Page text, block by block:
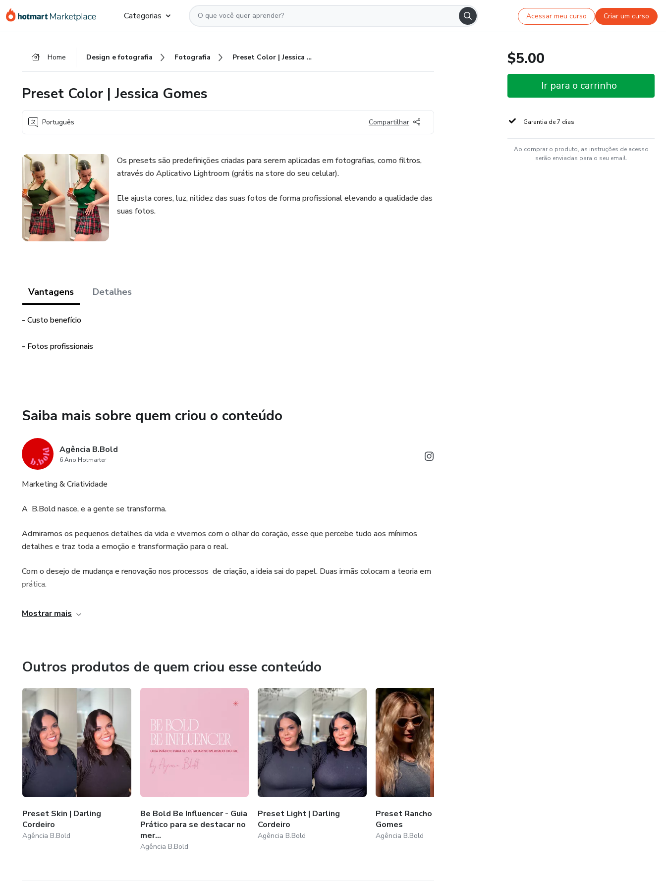
para
para
para
Categorias Acessar meu curso Criar um curso
Home Design e fotografia Fotografia Preset Color | Jessica Gomes
Preset Color | Jessica Gomes
Português Compartilhar
Os presets são predefinições criadas para serem aplicadas em fotografias, como filtros,
através do Aplicativo Lightroom (grátis na store do seu celular).
Ele ajusta cores, luz, nitidez das suas fotos de forma profissional elevando a qualidade das
suas fotos.
Vantagens Detalhes
- Custo benefício
- Fotos profissionais
Saiba mais sobre quem criou o conteúdo
Agência B.Bold
6 Ano Hotmarter
Marketing & Criatividade
A B.Bold nasce, e a gente se transforma.
Admiramos os pequenos detalhes da vida e vivemos com o olhar do coração, esse que percebe tudo aos mínimos
detalhes e traz toda a emoção e transformação para o real.
Com o desejo de mudança e renovação nos processos de criação, a ideia sai do papel. Duas irmãs colocam a teoria em
prática.
Carolina Gonçalves, graduada em Publicidade e Propaganda. Fez cursos de Marketing Digital, Atendimento
Merchandasing e Inglês.
Mostrar mais
Outros produtos de quem criou esse conteúdo
Preset Skin | Darling
Cordeiro
Agência B.Bold
Be Bold Be Influencer - Guia
Prático para se destacar no
mer...
Agência B.Bold
Preset Light | Darling
Cordeiro
Agência B.Bold
Preset Rancho | Jessica
Gomes
Agência B.Bold
$5.00
Ir para o carrinho
Garantia de 7 dias
Ao comprar o produto, as instruções de acesso
serão enviadas para o seu email.